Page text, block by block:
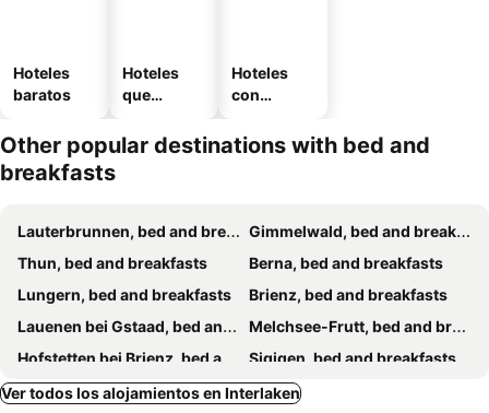
Hoteles
baratos
Hoteles
que
mascotas
Hoteles
con
miento
Other popular destinations with bed and
breakfasts
Lauterbrunnen, bed and breakfasts
Gimmelwald, bed and breakfasts
Thun, bed and breakfasts
Berna, bed and breakfasts
Lungern, bed and breakfasts
Brienz, bed and breakfasts
Lauenen bei Gstaad, bed and breakfasts
Melchsee-Frutt, bed and breakfasts
Hofstetten bei Brienz, bed and breakfasts
Sigigen, bed and breakfasts
Brigerbad, bed and breakfasts
Schachen, bed and breakfasts
Ver todos los alojamientos en Interlaken